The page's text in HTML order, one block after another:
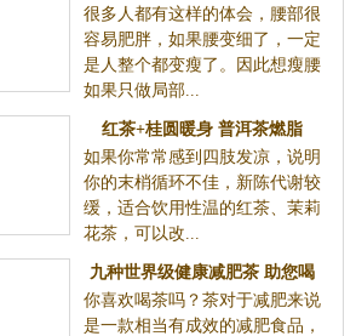
法
很多人都有这样的体会，腰部很
容易肥胖，如果腰变细了，一定
是人整个都变瘦了。因此想瘦腰
如果只做局部...
红茶+桂圆暖身 普洱茶燃脂
如果你常常感到四肢发凉，说明
你的末梢循环不佳，新陈代谢较
缓，适合饮用性温的红茶、茉莉
花茶，可以改...
九种世界级健康减肥茶 助您喝
出苗条身材
你喜欢喝茶吗？茶对于减肥来说
是一款相当有成效的减肥食品，